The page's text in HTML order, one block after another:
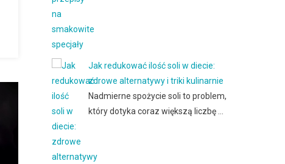
Jak redukować ilość soli w diecie:
zdrowe alternatywy i triki kulinarnie
Nadmierne spożycie soli to problem,
który dotyka coraz większą liczbę …